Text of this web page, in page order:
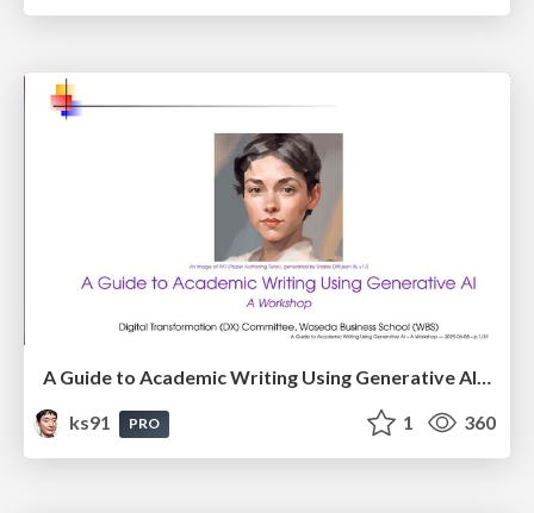
A Guide to Academic Writing Using Generative AI - A Workshop
ks91
PRO 1 360